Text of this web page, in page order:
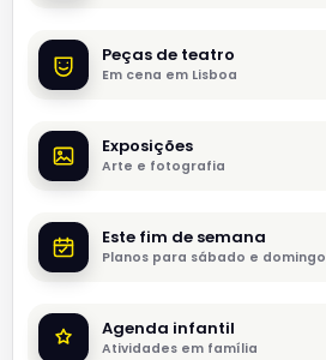
Peças de teatro
Em cena em Lisboa
Exposições
Arte e fotografia
Este fim de semana
Planos para sábado e domingo
Agenda infantil
Atividades em família